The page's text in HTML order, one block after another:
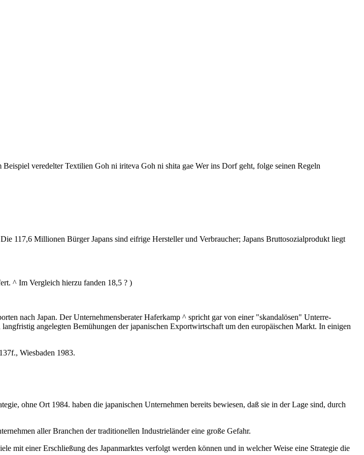
ver­edelter Textilien Goh ni iriteva Goh ni shita gae Wer ins Dorf geht, folge seinen Regeln
117,6 Millionen Bürger Japans sind eifrige Hersteller und Verbraucher; Japans Bruttosozialprodukt liegt
^ Im Vergleich hierzu fanden 18,5 ? )
nach Japan. Der Unternehmens­berater Haferkamp ^ spricht gar von einer "skandalösen" Unterre­
angelegten Bemühungen der japanischen Exportwirtschaft um den europäischen Markt. In ei­nigen
Wiesbaden 1983.
ohne Ort 1984. haben die japanischen Unternehmen bereits bewiesen, daß sie in der Lage sind, durch
aller Branchen der traditio­nellen Industrieländer eine große Gefahr.
mit einer Erschließung des Ja­panmarktes verfolgt werden können und in welcher Weise eine Stra­tegie die